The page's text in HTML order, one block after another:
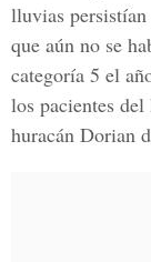
lluvias
que aún no se
categoría 5 el
los pacientes del
huracán Dorian